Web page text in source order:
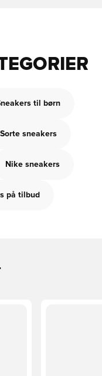
til børn
Sorte sneakers
Nike sneakers
på tilbud